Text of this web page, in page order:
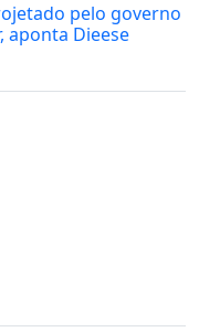
pelo governo
aponta Dieese